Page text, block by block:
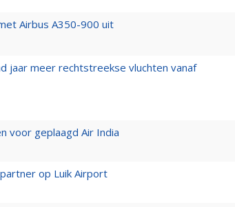
Airbus A350-900 uit
jaar meer rechtstreekse vluchten vanaf
voor geplaagd Air India
op Luik Airport